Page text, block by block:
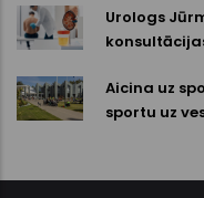
Urologs
Aicina uz
sportu uz